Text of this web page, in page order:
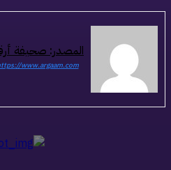
المصدر: صحيفة أرقام
https://www.argaam.com/